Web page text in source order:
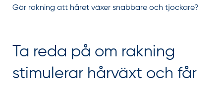
Gör rakning att håret växer snabbare och tjockare?
Ta reda på om rakning
stimulerar hårväxt och får